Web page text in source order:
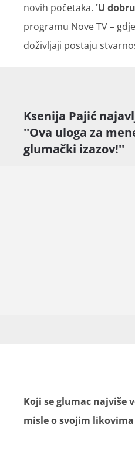
novih početaka. 'U
programu Nove TV –
doživljaji postaju
Ksenija Pajić
''Ova uloga za
glumački izazov!''
Koji se glumac najviše
misle o svojim